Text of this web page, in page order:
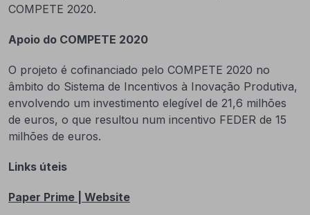
COMPETE 2020.
Apoio do COMPETE 2020
O projeto é cofinanciado pelo COMPETE 2020 no
âmbito do Sistema de Incentivos à Inovação Produtiva,
envolvendo um investimento elegível de 21,6 milhões
de euros, o que resultou num incentivo FEDER de 15
milhões de euros.
Links úteis
Paper Prime | Website